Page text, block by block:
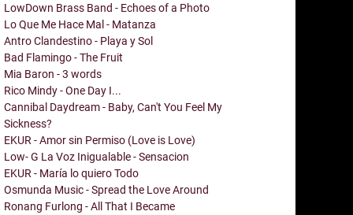
LowDown Brass Band - Echoes of a Photo
Lo Que Me Hace Mal - Matanza
Antro Clandestino - Playa y Sol
Bad Flamingo - The Fruit
Mia Baron - 3 words
Rico Mindy - One Day I...
Cannibal Daydream - Baby, Can't You Feel My
Sickness?
EKUR - Amor sin Permiso (Love is Love)
Low- G La Voz Inigualable - Sensacion
EKUR - María lo quiero Todo
Osmunda Music - Spread the Love Around
Ronang Furlong - All That I Became